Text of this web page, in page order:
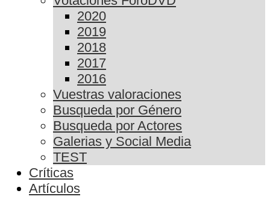
2020
2019
2018
2017
2016
Vuestras valoraciones
Busqueda por Género
Busqueda por Actores
Galerias y Social Media
TEST
Críticas
Artículos